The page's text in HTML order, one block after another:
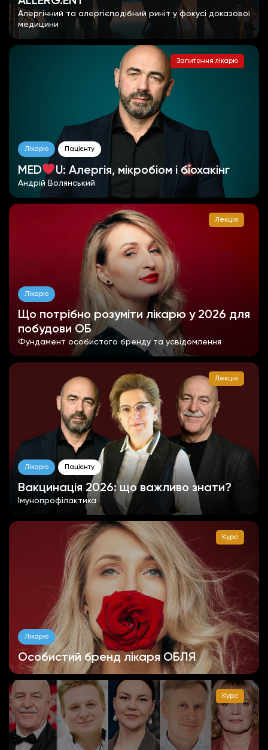
Алергічний та алергієподібний риніт у фокусі доказової
медицини
Запитання лікарю
Лікарю Пацієнту
MED U: Алергія, мікробіом і біохакінг
Андрій Волянський
Лекція
Лікарю
Що потрібно розуміти лікарю у 2026 для
побудови ОБ
Фундамент особистого бренду та усвідомлення
Лекція
Лікарю Пацієнту
Вакцинація 2026: що важливо знати?
Імунопрофілактика
Курс
Лікарю
Особистий бренд лікаря ОБЛЯ
Курс